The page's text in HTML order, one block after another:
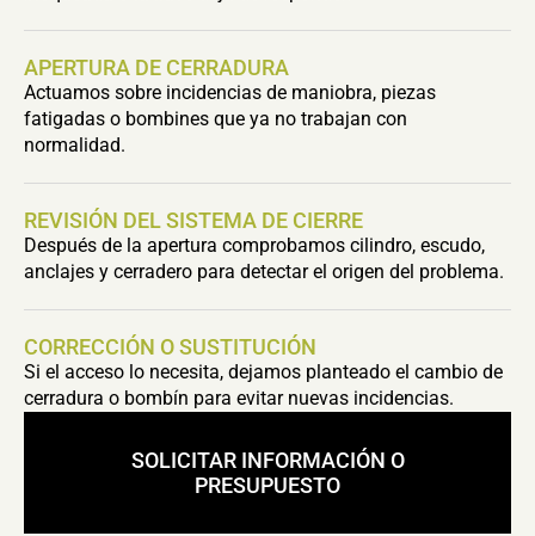
APERTURA DE CERRADURA
Actuamos sobre incidencias de maniobra, piezas
fatigadas o bombines que ya no trabajan con
normalidad.
REVISIÓN DEL SISTEMA DE CIERRE
Después de la apertura comprobamos cilindro, escudo,
anclajes y cerradero para detectar el origen del problema.
CORRECCIÓN O SUSTITUCIÓN
Si el acceso lo necesita, dejamos planteado el cambio de
cerradura o bombín para evitar nuevas incidencias.
SOLICITAR INFORMACIÓN O
PRESUPUESTO